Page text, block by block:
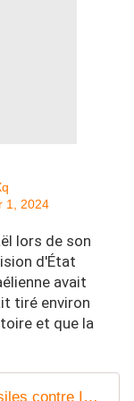
1, 2024
lors de son
d'État
avait
tiré environ
et que la
L'Iran confirme avoir lancé 200 missiles contre Israël